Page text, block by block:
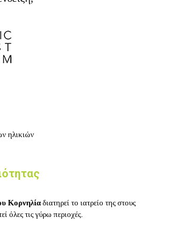
ηλικιών
Κορνηλία διατηρεί το ιατρείο της στους
όλες τις γύρω περιοχές.